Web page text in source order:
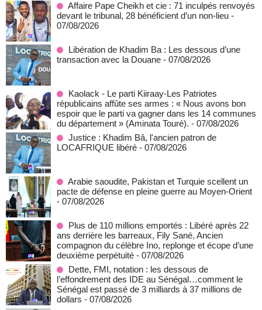
Affaire Pape Cheikh et cie : 71 inculpés renvoyés
devant le tribunal, 28 bénéficient d’un non-lieu -
07/08/2026
Libération de Khadim Ba : Les dessous d’une
transaction avec la Douane - 07/08/2026
Kaolack - Le parti Kiiraay-Les Patriotes
républicains affûte ses armes : « Nous avons bon
espoir que le parti va gagner dans les 14 communes
du département » (Aminata Touré). - 07/08/2026
Justice : Khadim Bâ, l'ancien patron de
LOCAFRIQUE libéré - 07/08/2026
Arabie saoudite, Pakistan et Turquie scellent un
pacte de défense en pleine guerre au Moyen-Orient
- 07/08/2026
Plus de 110 millions emportés : Libéré après 22
ans derrière les barreaux, Fily Sané, Ancien
compagnon du célèbre Ino, replonge et écope d’une
deuxième perpétuité - 07/08/2026
Dette, FMI, notation : les dessous de
l’effondrement des IDE au Sénégal…comment le
Sénégal est passé de 3 milliards à 37 millions de
dollars - 07/08/2026